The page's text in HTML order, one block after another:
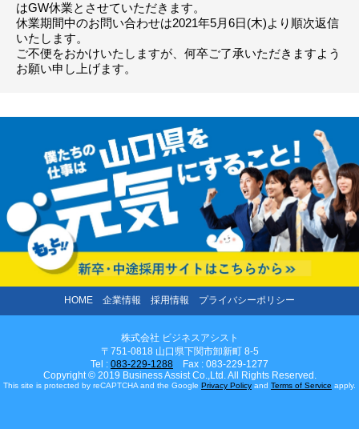
はGW休業とさせていただきます。
休業期間中のお問い合わせは2021年5月6日(木)より順次返信
いたします。
ご不便をおかけいたしますが、何卒ご了承いただきますよう
お願い申し上げます。
HOME 企業情報 採用情報 プライバシーポリシー
株式会社 ビジネスアシスト
〒751-0818 山口県下関市卸新町 8-5
Tel : 083-229-1288 Fax : 083-229-1277
Copyright © 2019 Business Assist Co.,Ltd. All Rights Reserved.
This site is protected by reCAPTCHA and the Google Privacy Policy and Terms of Service apply.